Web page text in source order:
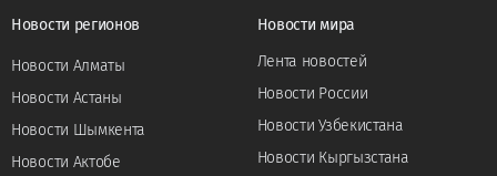
Новости регионов
Новости Алматы
Новости Астаны
Новости Шымкента
Новости Актобе
Новости мира
Лента новостей
Новости России
Новости Узбекистана
Новости Кыргызстана